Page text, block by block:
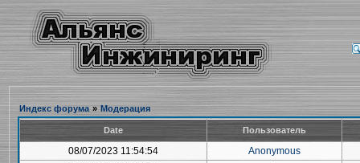
Индекс форума » Модерация
Date Пользователь
08/07/2023 11:54:54
Anonymous